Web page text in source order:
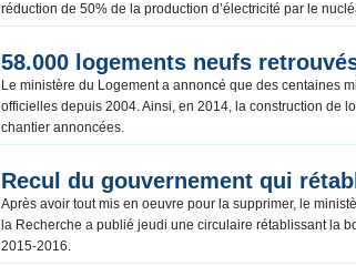
réduction de 50% de la production d’électricité par le
58.000 logements neufs
Le ministère du Logement a annoncé que des centaines
officielles depuis 2004. Ainsi, en 2014, la construction de
chantier annoncées.
Recul du gouvernement qui
Après avoir tout mis en oeuvre pour la supprimer, le
la Recherche a publié jeudi une circulaire rétablissant la
2015-2016.